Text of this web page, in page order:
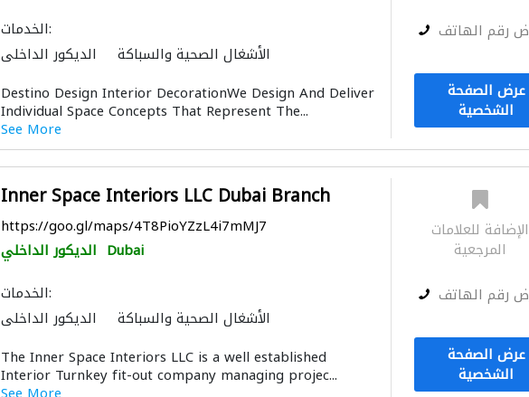
الخدمات:
الديكور الداخلي
الأشغال الصحية والسباكة
مقاولون تسليم مفتاح التصميم المعماري
Destino Design Interior DecorationWe Design And Deliver
Individual Space Concepts That Represent The...
See More
رقم الهاتف
عرض الصفحة
الشخصية
Inner Space Interiors LLC Dubai Branch
https://goo.gl/maps/4T8PioYZzL4i7mMJ7
الديكور الداخلي Dubai
الخدمات:
الديكور الداخلي
الأشغال الصحية والسباكة
مقاولون لمكافحة الحريق الموبيليا والنجارة
The Inner Space Interiors LLC is a well established
Interior Turnkey fit-out company managing projec...
الإضافة للعلامات
المرجعية
رقم الهاتف
عرض الصفحة
الشخصية